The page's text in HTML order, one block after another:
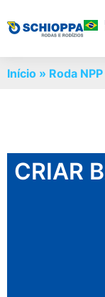
Início » Roda
CRIAR